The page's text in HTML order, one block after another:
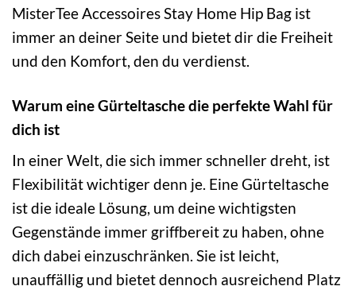
MisterTee Accessoires Stay Home Hip Bag ist
immer an deiner Seite und bietet dir die Freiheit
und den Komfort, den du verdienst.
Warum eine Gürteltasche die perfekte Wahl für
dich ist
In einer Welt, die sich immer schneller dreht, ist
Flexibilität wichtiger denn je. Eine Gürteltasche
ist die ideale Lösung, um deine wichtigsten
Gegenstände immer griffbereit zu haben, ohne
dich dabei einzuschränken. Sie ist leicht,
unauffällig und bietet dennoch ausreichend Platz